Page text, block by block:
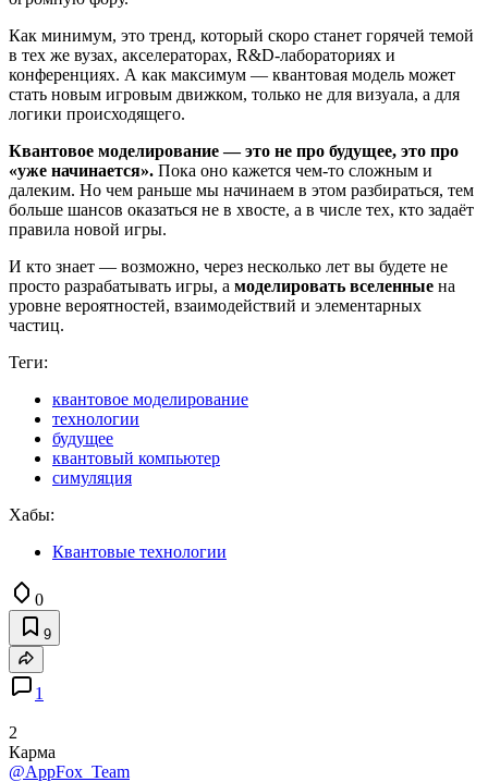
Как минимум, это тренд, который скоро станет горячей темой
в тех же вузах, акселераторах, R&D-лабораториях и
конференциях. А как максимум — квантовая модель может
стать новым игровым движком, только не для визуала, а для
логики происходящего.
Квантовое моделирование — это не про будущее, это про
«уже начинается». Пока оно кажется чем-то сложным и
далеким. Но чем раньше мы начинаем в этом разбираться, тем
больше шансов оказаться не в хвосте, а в числе тех, кто задаёт
правила новой игры.
И кто знает — возможно, через несколько лет вы будете не
просто разрабатывать игры, а моделировать вселенные на
уровне вероятностей, взаимодействий и элементарных
частиц.
Теги:
квантовое моделирование
технологии
будущее
квантовый компьютер
симуляция
Хабы:
Квантовые технологии
0
9
1
2
Карма
@AppFox_Team